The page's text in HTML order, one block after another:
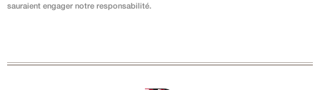
sauraient engager notre responsabilité.